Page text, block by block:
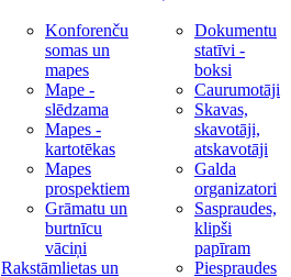
Konforenču
somas un
mapes
Mape -
slēdzama
Mapes -
kartotēkas
Mapes
prospektiem
Grāmatu un
burtnīcu
vāciņi
Rakstāmlietas un
Dokumentu
statīvi -
boksi
Caurumotāji
Skavas,
skavotāji,
atskavotāji
Galda
organizatori
Saspraudes,
klipši
papīram
Piespraudes